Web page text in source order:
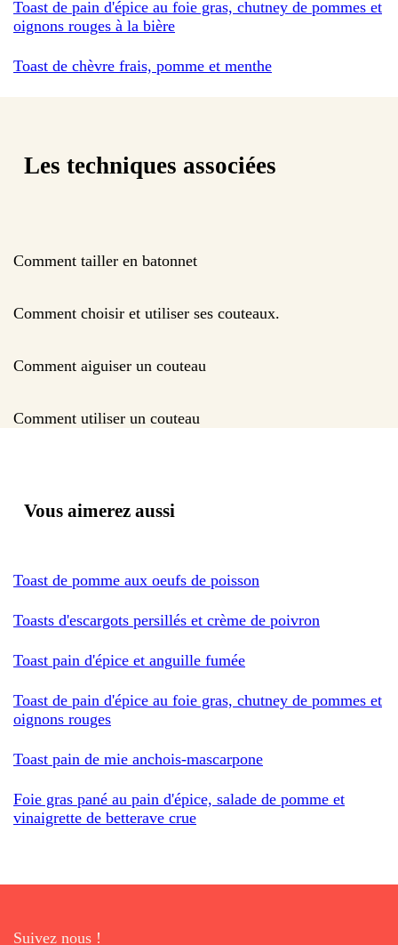
Toast de pain d'épice au foie gras, chutney de pommes et
oignons rouges à la bière
Toast de chèvre frais, pomme et menthe
Les techniques associées
Comment tailler en batonnet
Comment choisir et utiliser ses couteaux.
Comment aiguiser un couteau
Comment utiliser un couteau
Vous aimerez aussi
Toast de pomme aux oeufs de poisson
Toasts d'escargots persillés et crème de poivron
Toast pain d'épice et anguille fumée
Toast de pain d'épice au foie gras, chutney de pommes et
oignons rouges
Toast pain de mie anchois-mascarpone
Foie gras pané au pain d'épice, salade de pomme et
vinaigrette de betterave crue
Suivez nous !